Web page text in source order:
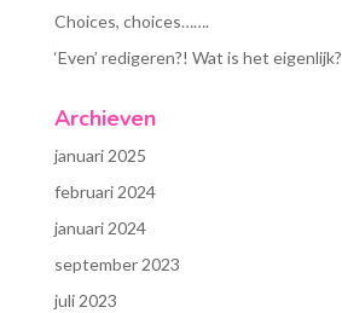
Choices, choices…….
‘Even’ redigeren?! Wat is het eigenlijk?
Archieven
januari 2025
februari 2024
januari 2024
september 2023
juli 2023